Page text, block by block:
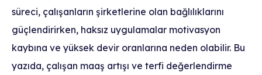
2. Verimliliği ve Performansı Artırma
3. Yetenekli Çalışanları Elde Tutma
2. Performans Verilerini Kullanın
4. Piyasa Araştırması Yapın
5. Çalışanları Sürece Dahil Edin
süreci, çalışanların şirketlerine olan bağlılıklarını
güçlendirirken, haksız uygulamalar motivasyon
kaybına ve yüksek devir oranlarına neden olabilir. Bu
yazıda, çalışan maaş artışı ve terfi değerlendirme